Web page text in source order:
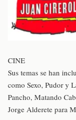
CINE
Sus temas se han
como Sexo, Pudor y
Pancho, Matando
Jorge Alderete para